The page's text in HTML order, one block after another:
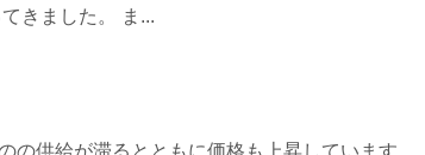
きました。 ま...